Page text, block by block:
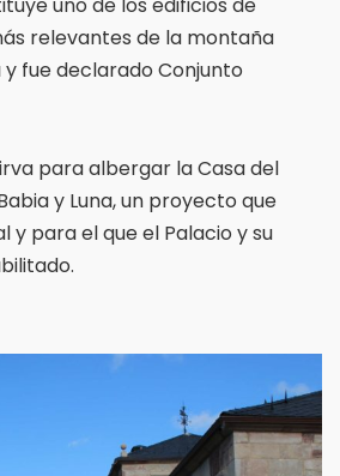
uno de los edificios de
relevantes de la montaña
fue declarado Conjunto
para albergar la Casa del
y Luna, un proyecto que
y para el que el Palacio y su